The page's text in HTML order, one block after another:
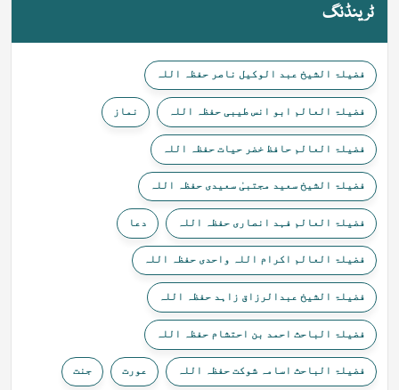
ٹرینڈنگ
فضیلۃ الشیخ عبد الوکیل ناصر حفظہ اللہ
فضیلۃ العالم ابو انس طیبی حفظہ اللہ نماز
فضیلۃ العالم حافظ خضر حیات حفظہ اللہ
فضیلۃ الشیخ سعید مجتبیٰ سعیدی حفظہ اللہ
فضیلۃ العالم فہد انصاری حفظہ اللہ دعا
فضیلۃ العالم اکرام اللہ واحدی حفظہ اللہ
فضیلۃ الشیخ عبدالرزاق زاہد حفظہ اللہ
فضیلۃ الباحث احمد بن احتشام حفظہ اللہ
فضیلۃ الباحث اسامہ شوکت حفظہ اللہ عورت جنت